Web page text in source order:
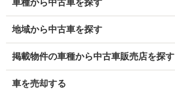
車種から中古車を探す
地域から中古車を探す
掲載物件の車種から中古車販売店を探す
車を売却する